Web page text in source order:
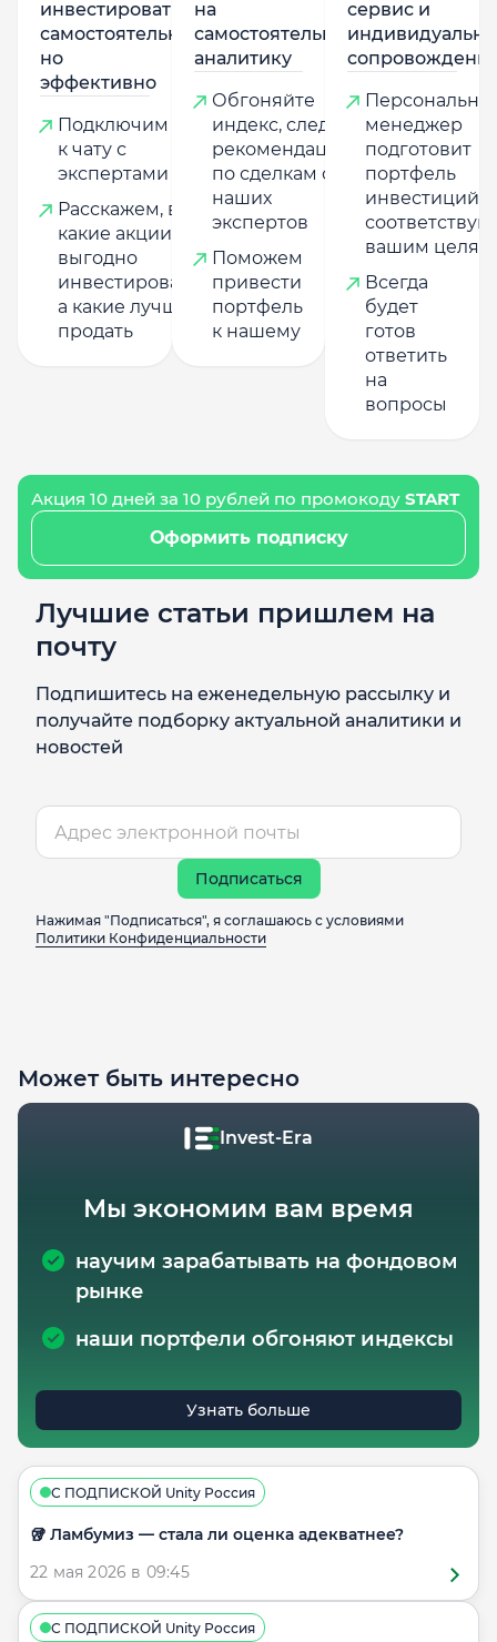
инвестировать
самостоятельно,
но
эффективно
Подключим
к чату с
экспертами
Расскажем, в
какие акции
выгодно
инвестировать,
а какие лучше
продать
на
самостоятельную
аналитику
Обгоняйте
индекс, следуя
рекомендациям
по сделкам от
наших
экспертов
Поможем
привести
портфель
к нашему
сервис и
менеджер
подготовит
портфель
инвестиций,
вашим целям
Всегда
будет
готов
ответить
на
вопросы
Акция 10 дней за 10 рублей по промокоду START
Оформить подписку
Лучшие статьи пришлем на
почту
Подпишитесь на еженедельную рассылку и
получайте подборку актуальной аналитики и
новостей
Подписаться
Нажимая "Подписаться", я соглашаюсь с условиями
Политики Конфиденциальности
Может быть интересно
Invest-Era
Мы экономим вам время
научим зарабатывать на фондовом
рынке
наши портфели обгоняют индексы
Узнать больше
С ПОДПИСКОЙ Unity Россия
🥡 Ламбумиз — стала ли оценка адекватнее?
22 мая 2026 в 09:45
С ПОДПИСКОЙ Unity Россия